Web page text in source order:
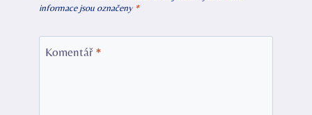
informace jsou označeny *
Komentář *